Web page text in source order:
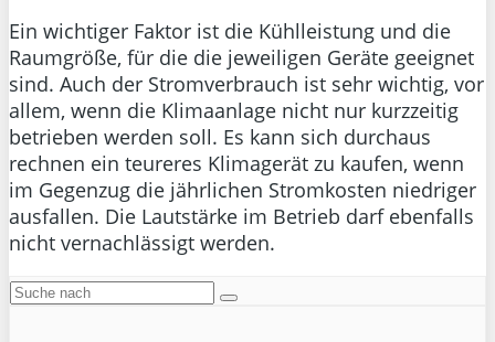
Ein wichtiger Faktor ist die Kühlleistung und die
Raumgröße, für die die jeweiligen Geräte geeignet
sind. Auch der Stromverbrauch ist sehr wichtig, vor
allem, wenn die Klimaanlage nicht nur kurzzeitig
betrieben werden soll. Es kann sich durchaus
rechnen ein teureres Klimagerät zu kaufen, wenn
im Gegenzug die jährlichen Stromkosten niedriger
ausfallen. Die Lautstärke im Betrieb darf ebenfalls
nicht vernachlässigt werden.